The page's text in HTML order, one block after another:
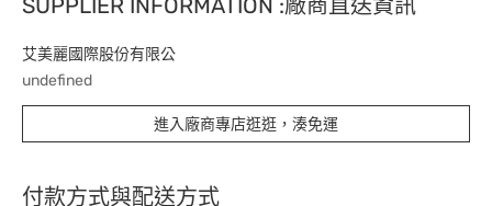
SUPPLIER INFORMATION :廠商直送資訊
艾美麗國際股份有限公
undefined
進入廠商專店逛逛，湊免運
付款方式與配送方式